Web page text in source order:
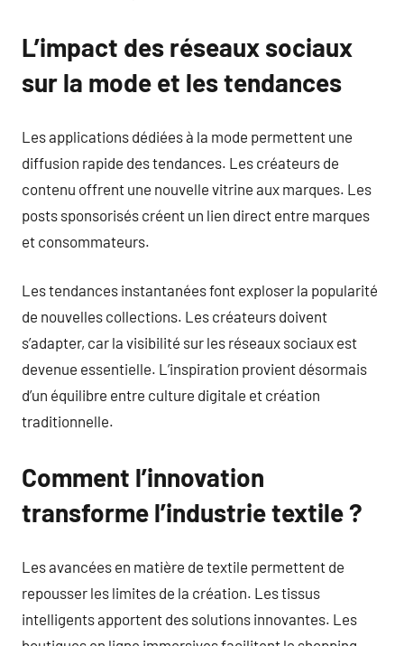
L’impact des réseaux sociaux
sur la mode et les tendances
Les applications dédiées à la mode permettent une
diffusion rapide des tendances. Les créateurs de
contenu offrent une nouvelle vitrine aux marques. Les
posts sponsorisés créent un lien direct entre marques
et consommateurs.
Les tendances instantanées font exploser la popularité
de nouvelles collections. Les créateurs doivent
s’adapter, car la visibilité sur les réseaux sociaux est
devenue essentielle. L’inspiration provient désormais
d’un équilibre entre culture digitale et création
traditionnelle.
Comment l’innovation
transforme l’industrie textile ?
Les avancées en matière de textile permettent de
repousser les limites de la création. Les tissus
intelligents apportent des solutions innovantes. Les